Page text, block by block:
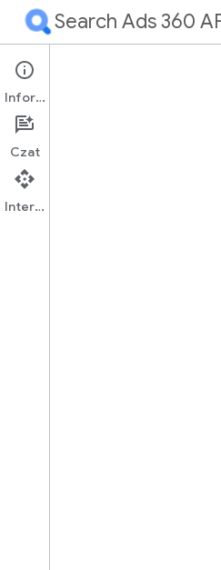
Search Ads 360
Podsumowanie zasobu
Konwersja
Informacje
Czat
Interfejs API